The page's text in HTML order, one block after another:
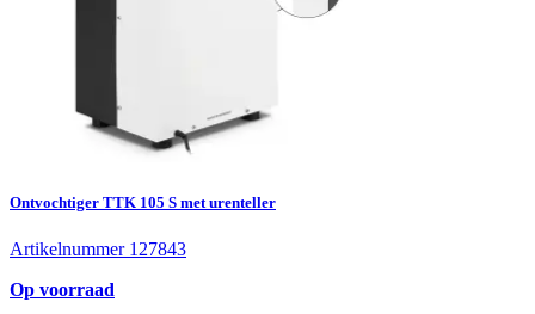
Ontvochtiger TTK 105 S met urenteller
Artikelnummer 127843
Op voorraad